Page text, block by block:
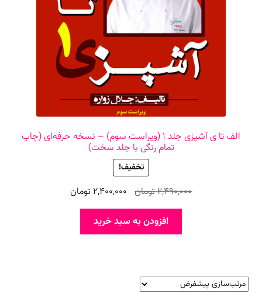
الف تا ی آشپزی جلد ۱ (ویراست سوم) – نسخه حرفه‌ای (چاپ
تمام رنگی با جلد سخت)
تخفیف!
2,490,000تومان قیمت
اصلی
2,490,000 تومان
بود.
2,400,000 تومانقیمت
افزودن به سبد خرید